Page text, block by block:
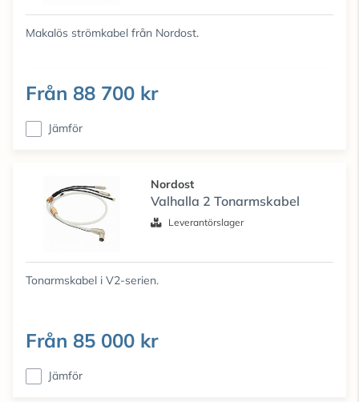
Makalös strömkabel från Nordost.
Från 88 700 kr
Jämför
Nordost
Valhalla 2 Tonarmskabel
Leverantörslager
Tonarmskabel i V2-serien.
Från 85 000 kr
Jämför